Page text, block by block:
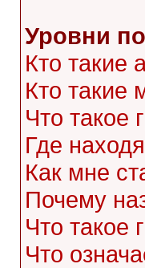
Уровни
Кто такие
Кто такие
Что такое
Где
Как мне
Почему
Что такое
Что